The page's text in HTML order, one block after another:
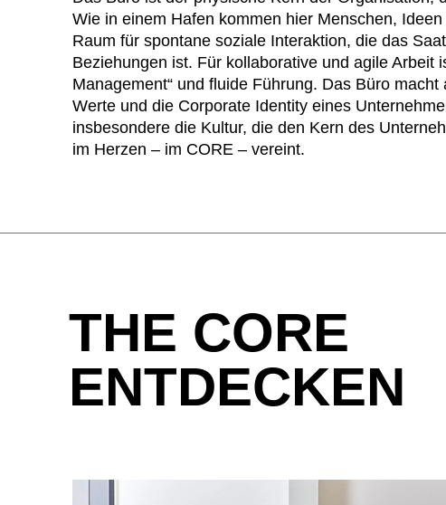
Wie in einem Hafen kommen hier Menschen,
Raum für spontane soziale Interaktion, die das
Beziehungen ist. Für kollaborative und agile Arbeit
Management“ und fluide Führung. Das Büro
Werte und die Corporate Identity eines
insbesondere die Kultur, die den Kern des
im Herzen – im CORE – vereint.
THE CORE
ENTDECKEN